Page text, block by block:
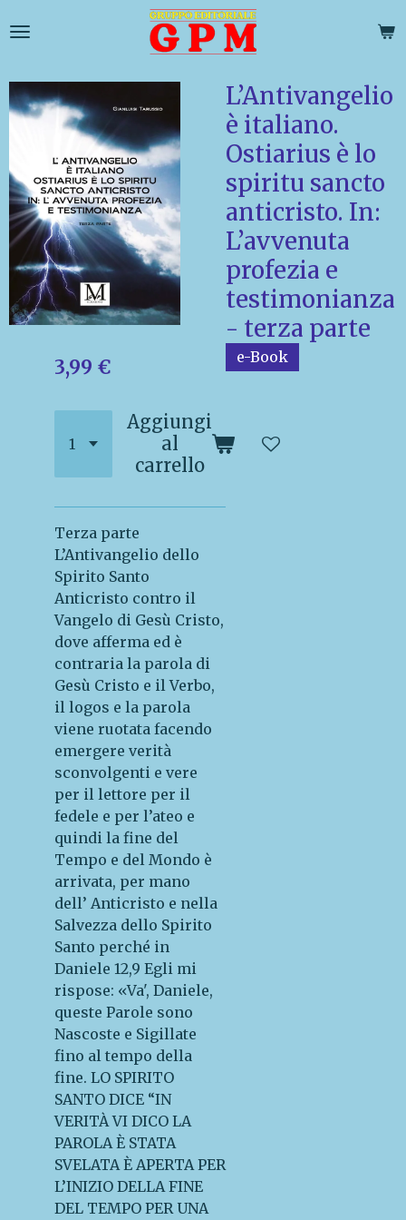
al
principale
L’Antivangelio
è italiano.
Ostiarius è lo
spiritu sancto
anticristo. In:
L’avvenuta
profezia e
testimonianza
- terza parte
e-Book
3,99 €
Aggiungi
al
carrello
Terza parte
L’Antivangelio dello
Spirito Santo
Anticristo contro il
Vangelo di Gesù Cristo,
dove afferma ed è
contraria la parola di
Gesù Cristo e il Verbo,
il logos e la parola
viene ruotata facendo
emergere verità
sconvolgenti e vere
per il lettore per il
fedele e per l’ateo e
quindi la fine del
Tempo e del Mondo è
arrivata, per mano
dell’ Anticristo e nella
Salvezza dello Spirito
Santo perché in
Daniele 12,9 Egli mi
rispose: «Va', Daniele,
queste Parole sono
Nascoste e Sigillate
fino al tempo della
fine. LO SPIRITO
SANTO DICE “IN
VERITÀ VI DICO LA
PAROLA È STATA
SVELATA È APERTA PER
L’INIZIO DELLA FINE
DEL TEMPO PER UNA